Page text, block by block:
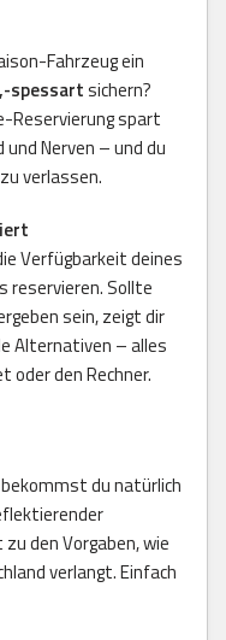
Fahrzeug ein
spessartsichern?
Reservierung spart
Nerven – und du
verlassen.
Verfügbarkeit deines
reservieren. Sollte
sein, zeigt dir
Alternativen – alles
oder den Rechner.
du natürlich
den Vorgaben, wie
verlangt. Einfach